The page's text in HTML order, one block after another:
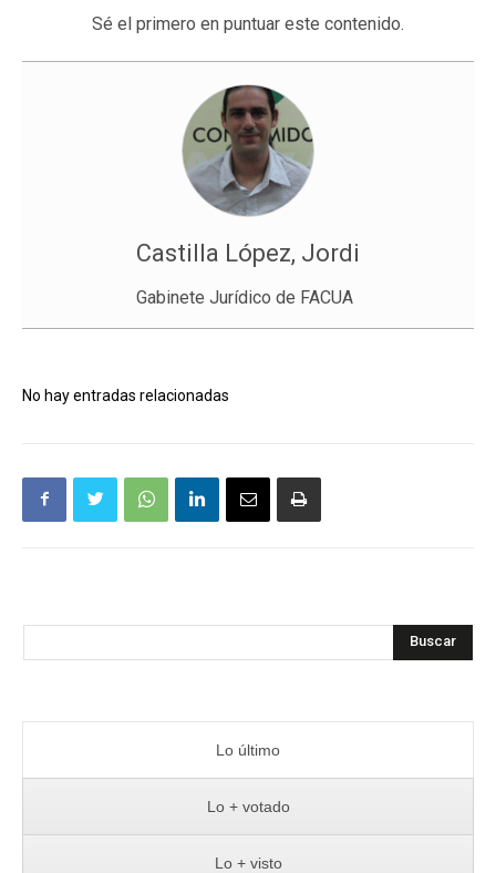
Sé el primero en puntuar este contenido.
Castilla López, Jordi
Gabinete Jurídico de FACUA
No hay entradas relacionadas
Buscar
Lo último
Lo + votado
Lo + visto